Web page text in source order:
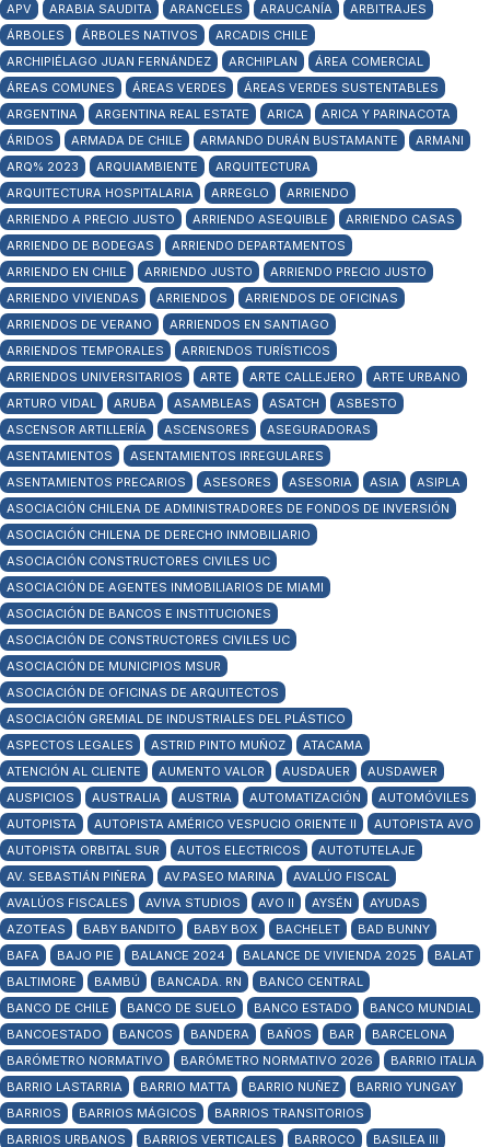
APV
ARABIA SAUDITA ARANCELES ARAUCANÍA
ARBITRAJES
ÁRBOLES
ÁRBOLES NATIVOS
ARCADIS CHILE
ARCHIPIÉLAGO JUAN FERNÁNDEZ
ARCHIPLAN
ÁREA COMERCIAL
ÁREAS COMUNES
ÁREAS VERDES
ÁREAS VERDES SUSTENTABLES
ARGENTINA
ARGENTINA REAL ESTATE ARICA
ARICA Y PARINACOTA
ÁRIDOS
ARMADA DE CHILE ARMANDO DURÁN BUSTAMANTE
ARMANI
ARQ% 2023
ARQUIAMBIENTE
ARQUITECTURA
ARQUITECTURA HOSPITALARIA
ARREGLO
ARRIENDO
ARRIENDO A PRECIO JUSTO
ARRIENDO ASEQUIBLE
ARRIENDO CASAS
ARRIENDO DE BODEGAS
ARRIENDO DEPARTAMENTOS
ARRIENDO EN CHILE
ARRIENDO JUSTO
ARRIENDO PRECIO JUSTO
ARRIENDO VIVIENDAS
ARRIENDOS
ARRIENDOS DE OFICINAS
ARRIENDOS DE VERANO
ARRIENDOS EN SANTIAGO
ARRIENDOS TEMPORALES
ARRIENDOS TURÍSTICOS
ARRIENDOS UNIVERSITARIOS
ARTE ARTE CALLEJERO
ARTE URBANO
ARTURO VIDAL
ARUBA ASAMBLEAS ASATCH
ASBESTO
ASCENSOR ARTILLERÍA
ASCENSORES
ASEGURADORAS
ASENTAMIENTOS
ASENTAMIENTOS IRREGULARES
ASENTAMIENTOS PRECARIOS
ASESORES ASESORIA ASIA
ASIPLA
ASOCIACIÓN CHILENA DE ADMINISTRADORES DE FONDOS DE INVERSIÓN
ASOCIACIÓN CHILENA DE DERECHO INMOBILIARIO
ASOCIACIÓN CONSTRUCTORES CIVILES UC
ASOCIACIÓN DE AGENTES INMOBILIARIOS DE MIAMI
ASOCIACIÓN DE BANCOS E INSTITUCIONES
ASOCIACIÓN DE CONSTRUCTORES CIVILES UC
ASOCIACIÓN DE MUNICIPIOS MSUR
ASOCIACIÓN DE OFICINAS DE ARQUITECTOS
ASOCIACIÓN GREMIAL DE INDUSTRIALES DEL PLÁSTICO
ASPECTOS LEGALES
ASTRID PINTO MUÑOZ
ATACAMA
ATENCIÓN AL CLIENTE
AUMENTO VALOR AUSDAUER
AUSDAWER
AUSPICIOS
AUSTRALIA AUSTRIA AUTOMATIZACIÓN
AUTOMÓVILES
AUTOPISTA
AUTOPISTA AMÉRICO VESPUCIO ORIENTE II
AUTOPISTA AVO
AUTOPISTA ORBITAL SUR
AUTOS ELECTRICOS
AUTOTUTELAJE
AV. SEBASTIÁN PIÑERA
AV.PASEO MARINA
AVALÚO FISCAL
AVALÚOS FISCALES
AVIVA STUDIOS AVO II AYSÉN
AYUDAS
AZOTEAS
BABY BANDITO BABY BOX BACHELET
BAD BUNNY
BAFA
BAJO PIE BALANCE 2024 BALANCE DE VIVIENDA 2025
BALAT
BALTIMORE
BAMBÚ BANCADA. RN
BANCO CENTRAL
BANCO DE CHILE
BANCO DE SUELO BANCO ESTADO
BANCO MUNDIAL
BANCOESTADO
BANCOS BANDERA BAÑOS BAR
BARCELONA
BARÓMETRO NORMATIVO
BARÓMETRO NORMATIVO 2026
BARRIO ITALIA
BARRIO LASTARRIA
BARRIO MATTA BARRIO NUÑEZ
BARRIO YUNGAY
BARRIOS
BARRIOS MÁGICOS
BARRIOS TRANSITORIOS
BARRIOS URBANOS
BARRIOS VERTICALES BARROCO
BASILEA III